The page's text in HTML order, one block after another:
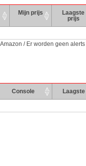
Mijn prijs
Laagste
prijs
/ Er worden geen
Console